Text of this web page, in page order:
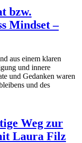
bzw.
Mindset –
aus einem klaren
und innere
und Gedanken waren
und des
Weg zur
Laura Filz